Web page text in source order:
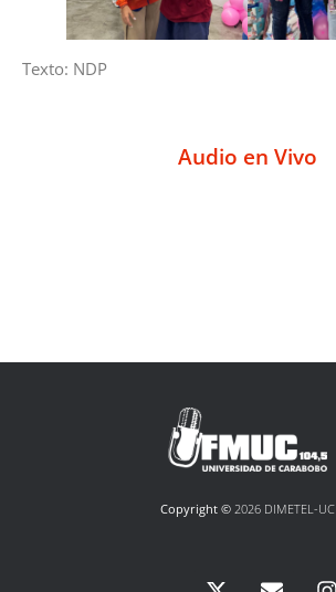
Texto: NDP
Audio en Vivo
Copyright © 2026 DIMETEL-UC